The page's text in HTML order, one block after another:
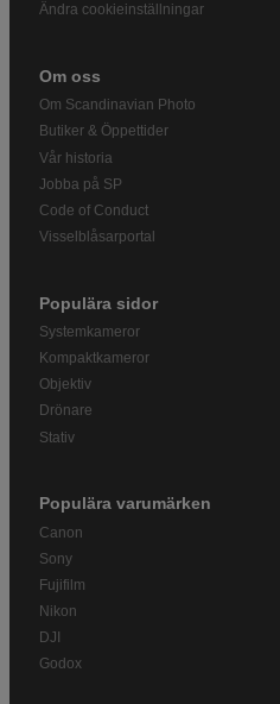
Ändra cookieinställningar
Om oss
Om Scandinavian Photo
Butiker & Öppettider
Vår historia
Jobba på SP
Code of Conduct
Visselblåsarportal
Populära sidor
Systemkameror
Kompaktkameror
Objektiv
Drönare
Stativ
Populära varumärken
Canon
Sony
Fujifilm
Nikon
DJI
Godox